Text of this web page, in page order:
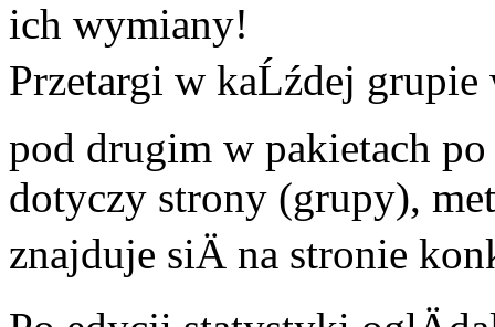
ich wymiany!
Przetargi w kaĹźdej grupie
pod drugim w pakietach
dotyczy strony (grupy),
znajduje siÄ na stronie